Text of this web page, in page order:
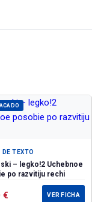
DE TEXTO
legko!2 Uchebnoe
po razvitiju rechi
€ VER FICHA